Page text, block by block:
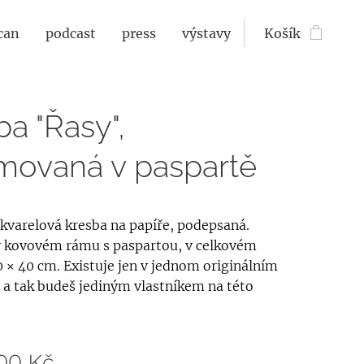
podcast press výstavy Košík
"Řasy",
v paspartě
kresba na papíře, podepsaná.
kovovém rámu s paspartou, v celkovém
× 40 cm. Existuje jen v jednom originálním
tak budeš jediným vlastníkem na této